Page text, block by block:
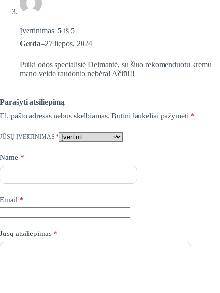
Įvertinimas: 5 iš 5
Gerda–27 liepos, 2024
Puiki odos specialistė Deimantė, su šiuo rekomenduotu kremu
mano veido raudonio nebėra! Ačiū!!!
Parašyti atsiliepimą
El. pašto adresas nebus skelbiamas. Būtini laukeliai pažymėti *
JŪSŲ ĮVERTINIMAS *
Name *
Email *
Jūsų atsiliepimas *